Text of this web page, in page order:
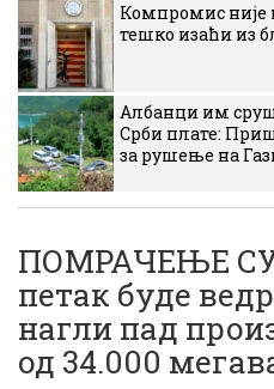
Компромис није
тешко изаћи из
Албанци им
Срби плате:
за рушење на
ПОМРАЧЕЊЕ
петак буде
нагли пад
од 34.000